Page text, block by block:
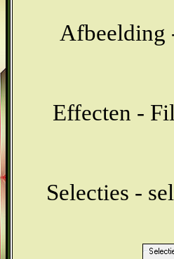
Afbeelding
Effecten -
Selecties -